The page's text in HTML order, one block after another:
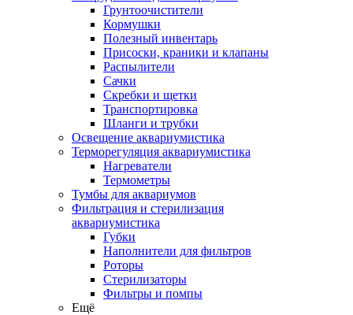
Грунтоочистители
Кормушки
Полезный инвентарь
Присоски, краники и клапаны
Распылители
Сачки
Скребки и щетки
Транспортировка
Шланги и трубки
Освещение аквариумистика
Терморегуляция аквариумистика
Нагреватели
Термометры
Тумбы для аквариумов
Фильтрация и стерилизация
аквариумистика
Губки
Наполнители для фильтров
Роторы
Стерилизаторы
Фильтры и помпы
Ещё